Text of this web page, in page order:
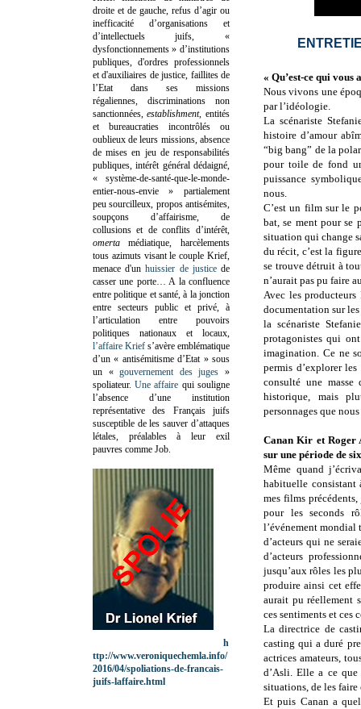
« Qu’est-ce qui
Nous vivons une
par l’idéologie.
La scénariste
histoire d’amour
“big bang” de la
pour toile de fond
puissance
nous.
C’est un film sur le
bat, se ment pour se
situation qui change
du récit, c’est la
se trouve détruit à
n’aurait pas pu faire
Avec les
documentation sur
la scénariste
protagonistes qui
imagination. Ce ne
permis d’explorer
consulté une
historique, mais
personnages que
Canan Kir et Roger
sur une période de
Même quand
habituelle consistant
mes films
pour les seconds
l’événement mondial
d’acteurs qui ne
d’acteurs
jusqu’aux rôles les
produire ainsi cet
aurait pu réellement
ces sentiments et ces
La directrice de
casting qui a duré
actrices amateurs,
d’Asli. Elle a ce
situations, de les faire
Et puis Canan a
droite et de gauche, refus d’agir ou
inefficacité d’organisations et
d’intellectuels juifs, «
dysfonctionnements » d’institutions
publiques, d'ordres professionnels
et d'auxiliaires de justice, faillites de
l’Etat dans ses missions
régaliennes, discriminations non
sanctionnées,establishment, entités
et bureaucraties incontrôlés ou
oublieux de leurs missions, absence
de mises en jeu de responsabilités
publiques, intérêt général dédaigné,
« système-de-santé-que-le-monde-
entier-nous-envie » partialement
peu sourcilleux, propos antisémites,
soupçons d’affairisme, de
collusions et de conflits d’intérêt,
omertamédiatique, harcèlements
tous azimuts visant le couple Krief,
menace d'unhuissier de justicede
casser une porte… A la confluence
entre politique et santé, à la jonction
entre secteurs public et privé, à
l’articulation entre pouvoirs
politiques nationaux et locaux,
l’affaire Krief s’avère emblématique
d’un « antisémitisme d’Etat » sous
un «gouvernement des juges »
spoliateur.Une affaire qui souligne
l’absence d’une institution
représentative des Français juifs
susceptible de les sauver d’attaques
létales, préalables à leur exil
pauvres comme Job.
h
ttp://www.veroniquechemla.info/
2016/04/spoliations-de-francais-
juifs-laffaire.html